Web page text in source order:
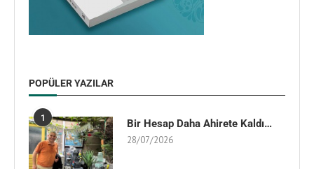
POPÜLER YAZILAR
1 Bir Hesap Daha Ahirete Kaldı…
28/07/2026